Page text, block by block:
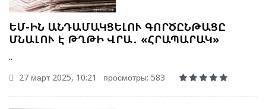
ԵՄ-ԻՆ ԱՆԴԱՄԱԿՑԵԼՈՒ ԳՈՐԾԸՆԹԱՑԸ
ՄՆԱԼՈՒ Է ԹՂԹԻ ՎՐԱ․ «ՀՐԱՊԱՐԱԿ»
..
27 март 2025, 10:21
просмотры: 583